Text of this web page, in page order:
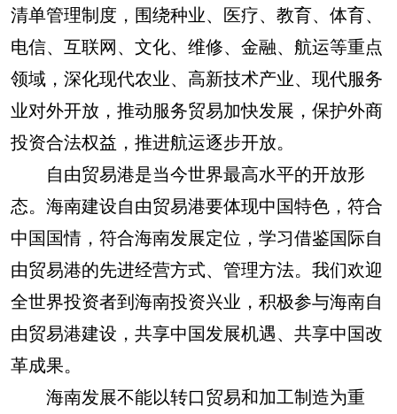
清单管理制度，围绕种业、医疗、教育、体育、
电信、互联网、文化、维修、金融、航运等重点
领域，深化现代农业、高新技术产业、现代服务
业对外开放，推动服务贸易加快发展，保护外商
投资合法权益，推进航运逐步开放。
自由贸易港是当今世界最高水平的开放形
态。海南建设自由贸易港要体现中国特色，符合
中国国情，符合海南发展定位，学习借鉴国际自
由贸易港的先进经营方式、管理方法。我们欢迎
全世界投资者到海南投资兴业，积极参与海南自
由贸易港建设，共享中国发展机遇、共享中国改
革成果。
海南发展不能以转口贸易和加工制造为重